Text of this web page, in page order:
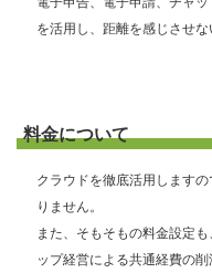
を活用し、距離を感じさせな
料金について
クラウドを徹底活用します
りません。
また、そもそもの料金設定
ップ経営による共通経費の